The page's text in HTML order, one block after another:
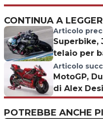
CONTINUA A
Articolo
Superbike,
telaio per
Articolo
MotoGP,
di Alex
POTREBBE ANCHE